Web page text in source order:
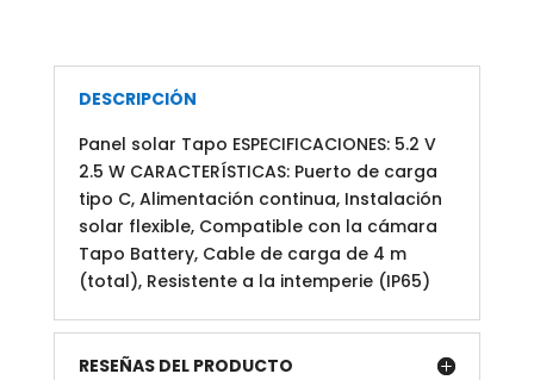
DESCRIPCIÓN
Panel solar Tapo ESPECIFICACIONES: 5.2 V
2.5 W CARACTERÍSTICAS: Puerto de carga
tipo C, Alimentación continua, Instalación
solar flexible, Compatible con la cámara
Tapo Battery, Cable de carga de 4 m
(total), Resistente a la intemperie (IP65)
RESEÑAS DEL PRODUCTO